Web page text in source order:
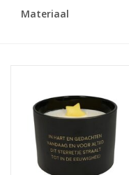
LED Kaarsen
Huisparfums
Materiaal